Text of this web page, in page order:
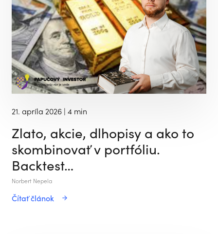
21. apríla 2026 | 4 min
Zlato, akcie, dlhopisy a ako to
skombinovať v portfóliu.
Backtest…
Norbert Nepela
Čítať článok